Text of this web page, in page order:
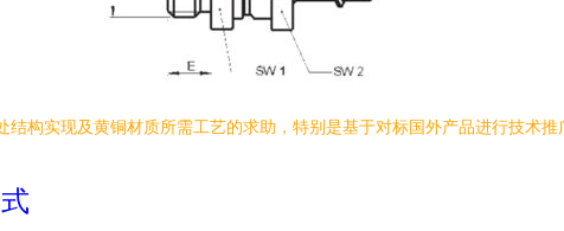
构实现及黄铜材质所需工艺的求助，特别是基于对标国外产品进行技术